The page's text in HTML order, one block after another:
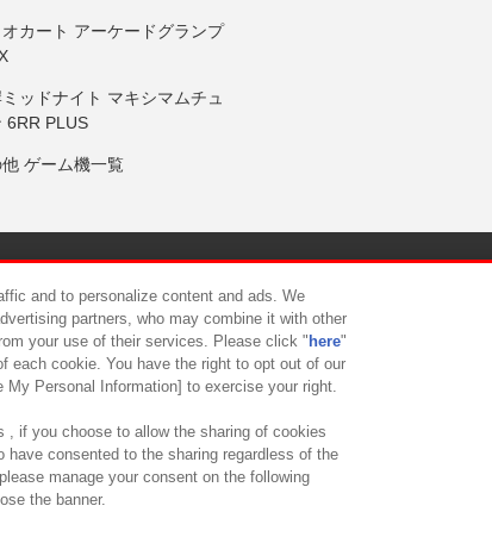
カート アーケードグランプ
ッドナイト マキシマムチュ
6RR PLUS
ゲーム機一覧
について カスタマーハラスメント対応方針
and to personalize content and ads. We
partners, who may combine it with other
your use of their services. Please click " here"
each cookie. You have the right to opt out of our
Personal Information] to exercise your right.
, if you choose to allow the sharing of cookies
have consented to the sharing regardless of the
manage your consent on the following
the banner.